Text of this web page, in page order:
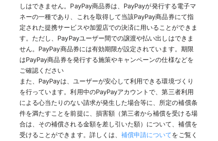
しはできません。PayPay商品券は、PayPayが発行する電子マ
ネーの一種であり、これを取得して当該PayPay商品券にて指
定された提携サービスや加盟店での決済に用いることができま
す。ただし、PayPayユーザー間での譲渡や払い出しはできま
せん。PayPay商品券には有効期限が設定されています。期限
はPayPay商品券を発行する施策やキャンペーンの仕様などを
ご確認ください
また、PayPayは、ユーザーが安心して利用できる環境づくり
を行っています。利用中のPayPayアカウントで、第三者利用
による心当たりのない請求が発生した場合等に、所定の補償条
件を満たすことを前提に、損害額（第三者から補償を受ける場
合は、その補償される金額を差し引いた額）について、補償を
受けることができます。詳しくは、 補償申請についてをご覧く